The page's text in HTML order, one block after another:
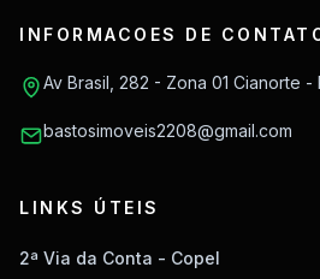
INFORMACOES DE
Av Brasil, 282 - Zona 01 Cianorte -
bastosimoveis2208@gmail.com
LINKS ÚTEIS
2ª Via da Conta - Copel